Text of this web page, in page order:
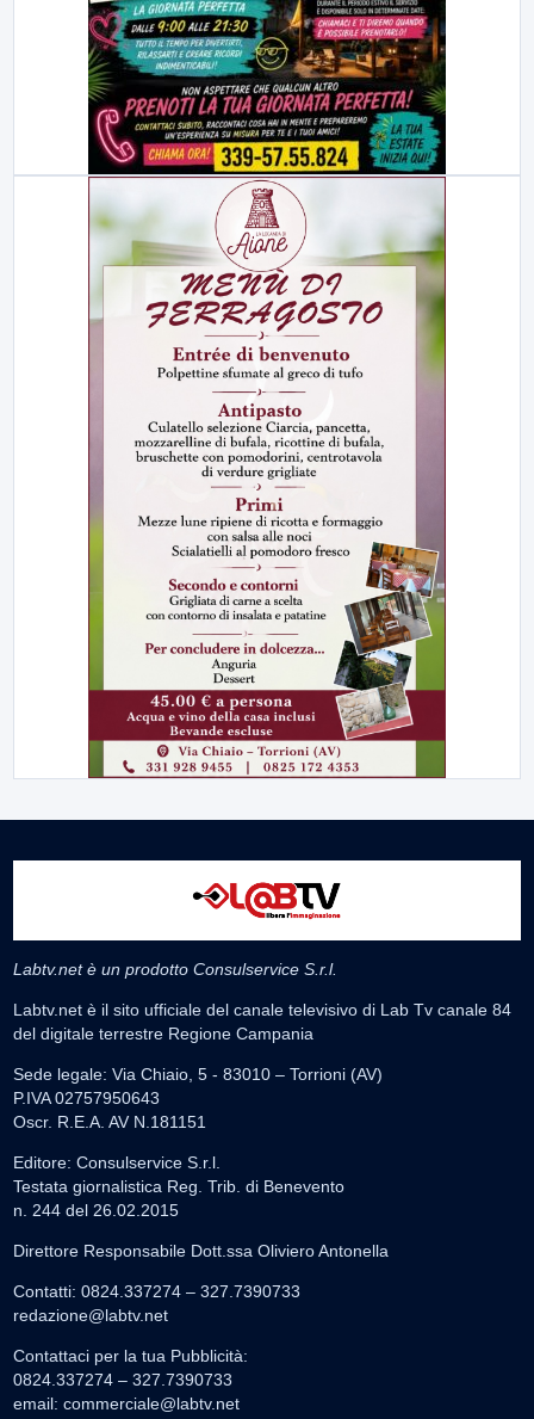
Labtv.net è un prodotto Consulservice S.r.l.
Labtv.net è il sito ufficiale del canale televisivo di Lab Tv canale 84
del digitale terrestre Regione Campania
Sede legale: Via Chiaio, 5 - 83010 – Torrioni (AV)
P.IVA 02757950643
Oscr. R.E.A. AV N.181151
Editore: Consulservice S.r.l.
Testata giornalistica Reg. Trib. di Benevento
n. 244 del 26.02.2015
Direttore Responsabile Dott.ssa Oliviero Antonella
Contatti: 0824.337274 – 327.7390733
redazione@labtv.net
Contattaci per la tua Pubblicità:
0824.337274 – 327.7390733
email: commerciale@labtv.net